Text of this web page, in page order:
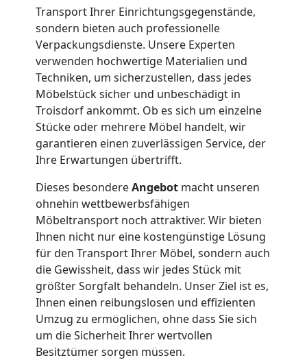
Transport Ihrer Einrichtungsgegenstände,
sondern bieten auch professionelle
Verpackungsdienste. Unsere Experten
verwenden hochwertige Materialien und
Techniken, um sicherzustellen, dass jedes
Möbelstück sicher und unbeschädigt in
Troisdorf ankommt. Ob es sich um einzelne
Stücke oder mehrere Möbel handelt, wir
garantieren einen zuverlässigen Service, der
Ihre Erwartungen übertrifft.
Dieses besondereAngebot macht unseren
ohnehin wettbewerbsfähigen
Möbeltransport noch attraktiver. Wir bieten
Ihnen nicht nur eine kostengünstige Lösung
für den Transport Ihrer Möbel, sondern auch
die Gewissheit, dass wir jedes Stück mit
größter Sorgfalt behandeln. Unser Ziel ist es,
Ihnen einen reibungslosen und effizienten
Umzug zu ermöglichen, ohne dass Sie sich
um die Sicherheit Ihrer wertvollen
Besitztümer sorgen müssen.
Leonding
Umzug
und
Lagerung
Leonding
Full-
Service-
Umzug
Leonding